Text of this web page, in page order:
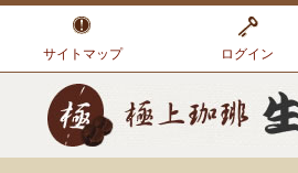
サイトマップ ログイン